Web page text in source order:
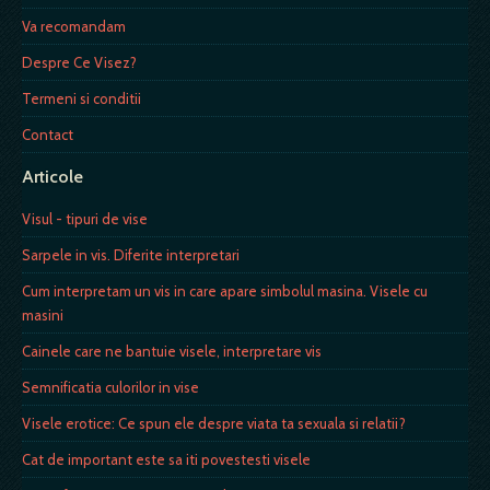
Va recomandam
Despre Ce Visez?
Termeni si conditii
Contact
Articole
Visul - tipuri de vise
Sarpele in vis. Diferite interpretari
Cum interpretam un vis in care apare simbolul masina. Visele cu
masini
Cainele care ne bantuie visele, interpretare vis
Semnificatia culorilor in vise
Visele erotice: Ce spun ele despre viata ta sexuala si relatii?
Cat de important este sa iti povestesti visele